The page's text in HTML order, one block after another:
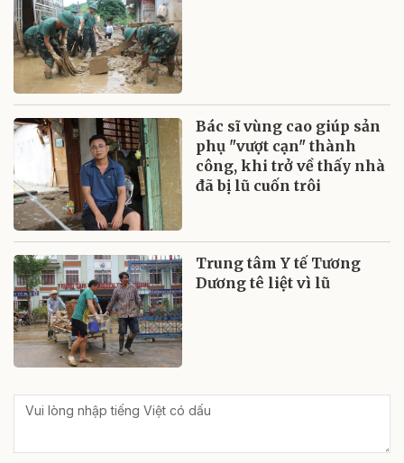
Bác sĩ vùng cao giúp sản
phụ "vượt cạn" thành
công, khi trở về thấy nhà
đã bị lũ cuốn trôi
Trung tâm Y tế Tương
Dương tê liệt vì lũ